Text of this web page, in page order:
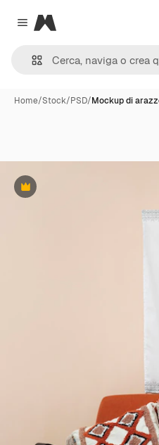
Close menu
Magnific
Home/Stock/PSD/Mockup di
Premium